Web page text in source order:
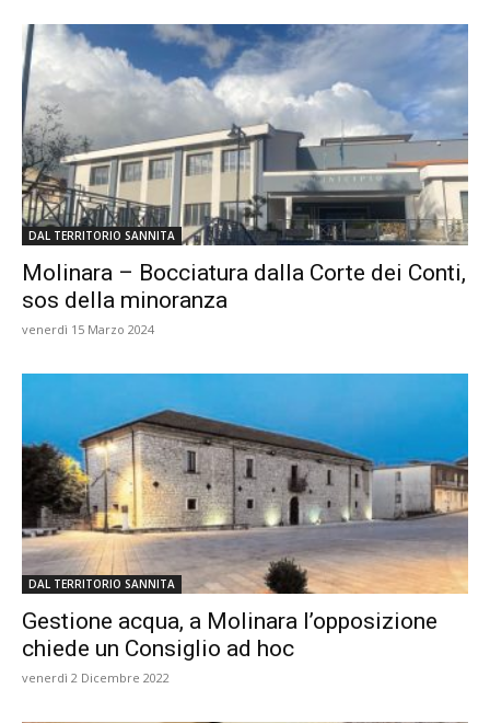
DAL TERRITORIO SANNITA
Molinara – Bocciatura dalla Corte dei Conti,
sos della minoranza
venerdì 15 Marzo 2024
DAL TERRITORIO SANNITA
Gestione acqua, a Molinara l’opposizione
chiede un Consiglio ad hoc
venerdì 2 Dicembre 2022